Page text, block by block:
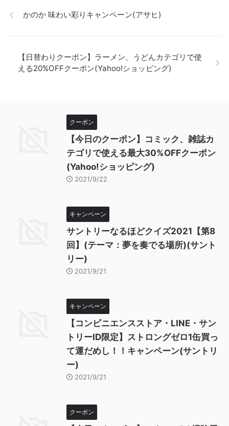
かのか 味わい彩りキャンペーン(アサヒ)
【日替わりクーポン】ラーメン、うどんカテゴリで使
える20%OFFクーポン(Yahoo!ショッピング)
クーポン
【今日のクーポン】コミック、雑誌カ
テゴリで使える最大30%OFFクーポン
(Yahoo!ショッピング)
2021/9/22
キャンペーン
サントリーなるほどクイズ2021【第8
回】(テーマ：夢を奏でる場所)(サント
リー)
2021/9/21
キャンペーン
【コンビニエンスストア・LINE・サン
トリーID限定】ストロングゼロ1缶買っ
て運だめし！！キャンペーン(サントリ
ー)
2021/9/21
クーポン